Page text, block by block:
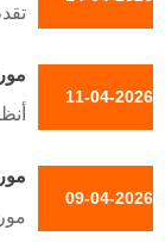
:
11-04-2026
09-04-2026